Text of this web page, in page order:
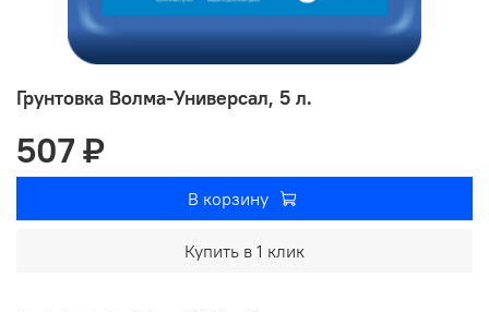
Грунтовка Волма-Универсал, 5 л.
507 ₽
В корзину
Купить в 1 клик